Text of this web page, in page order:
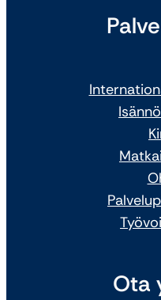
Ota